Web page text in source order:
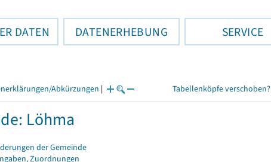
DATEN DATENERHEBUNG SERVICE
Abkürzungen | Tabellenköpfe verschoben?
Löhma
der Gemeinde
Zuordnungen